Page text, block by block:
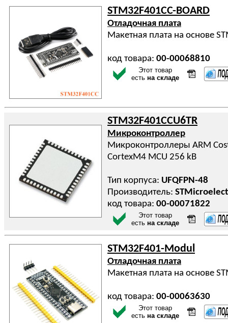
STM32F401CC-BOARD
Отладочная плата
Макетная плата на основе
код товара: 00-00068810
Этот товар
есть на складе
STM32F401CCU6TR
Микроконтроллер
Микроконтроллеры ARM
CortexM4 MCU 256 kB
Тип корпуса: UFQFPN-48
Производитель:
код товара: 00-00071822
Этот товар
есть на складе
STM32F401-Modul
Отладочная плата
Макетная плата на основе
код товара: 00-00063630
Этот товар
есть на складе